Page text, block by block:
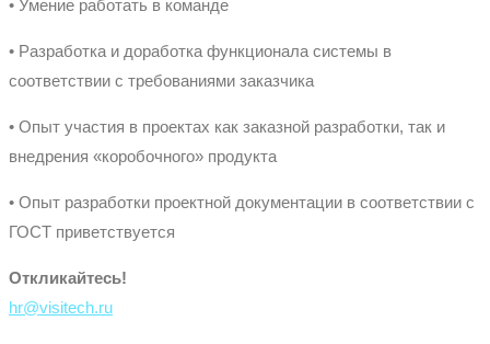
• Умение работать в команде
• Разработка и доработка функционала системы в
соответствии с требованиями заказчика
• Опыт участия в проектах как заказной разработки, так и
внедрения «коробочного» продукта
• Опыт разработки проектной документации в соответствии с
ГОСТ приветствуется
Откликайтесь!
hr@visitech.ru